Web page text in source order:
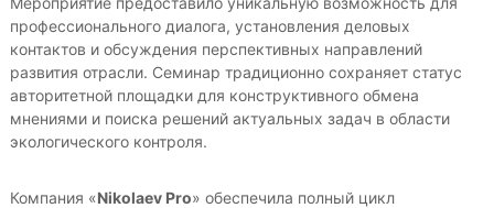
профессионального диалога, установления деловых
контактов и обсуждения перспективных направлений
развития отрасли. Семинар традиционно сохраняет статус
авторитетной площадки для конструктивного обмена
мнениями и поиска решений актуальных задач в области
экологического контроля.
Компания «Nikolaev Pro» обеспечила полный цикл